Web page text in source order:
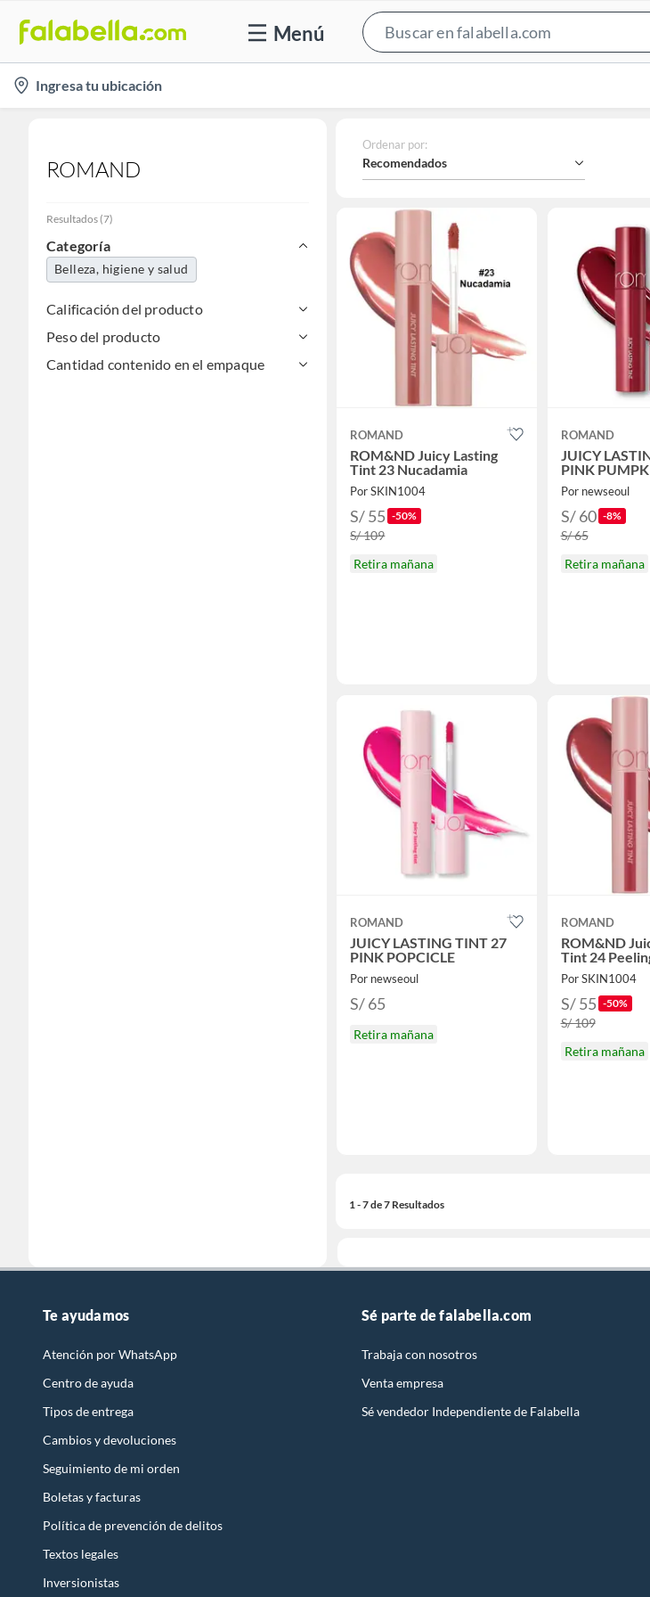
Menú
Bar
location-
icon
Ingresa tu ubicación
ROMAND
Resultados (7)
Categoría
Belleza, higiene y salud
Calificación del producto
Peso del producto
Cantidad contenido en el empaque
Ordenar por:
Recomendados
ROMAND
ROM&ND Juicy Lasting
Tint 23 Nucadamia
Por SKIN1004
S/ 55 -50%
S/ 109
Retira mañana
ROMAND
JUICY
PINK
Por newseoul
S/ 60 -8%
S/ 65
Retira mañana
ROMAND
JUICY LASTING TINT 27
PINK POPCICLE
Por newseoul
S/ 65
Retira mañana
ROMAND
ROM&ND
Tint 24
Por SKIN1004
S/ 55 -50%
S/ 109
Retira mañana
1 - 7 de 7 Resultados
Te ayudamos
Atención por WhatsApp
Centro de ayuda
Tipos de entrega
Cambios y devoluciones
Seguimiento de mi orden
Boletas y facturas
Política de prevención de delitos
Textos legales
Inversionistas
Sé parte de falabella.com
Trabaja con nosotros
Venta empresa
Sé vendedor Independiente de Falabella